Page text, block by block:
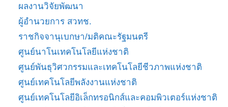
ผลงานวิจัยพัฒนา
ผู้อำนวยการ สวทช.
ราชกิจจานุเบกษา/มติคณะรัฐมนตรี
ศูนย์นาโนเทคโนโลยีแห่งชาติ
ศูนย์พันธุวิศวกรรมและเทคโนโลยีชีวภาพแห่งชาติ
ศูนย์เทคโนโลยีพลังงานแห่งชาติ
ศูนย์เทคโนโลยีอิเล็กทรอนิกส์และคอมพิวเตอร์แห่งชาติ